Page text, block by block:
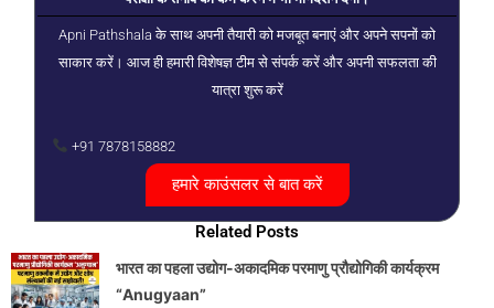
Apni Pathshala के साथ अपनी तैयारी को मजबूत बनाएं और अपने सपनों को
साकार करें। आज ही हमारी विशेषज्ञ टीम से संपर्क करें और अपनी सफलता की
यात्रा शुरू करें
+91 7878158882
हमारे काउंसलर से बात करें
Related Posts
भारत का पहला उद्योग-अकादमिक परमाणु प्रौद्योगिकी कार्यक्रम
“Anugyaan”